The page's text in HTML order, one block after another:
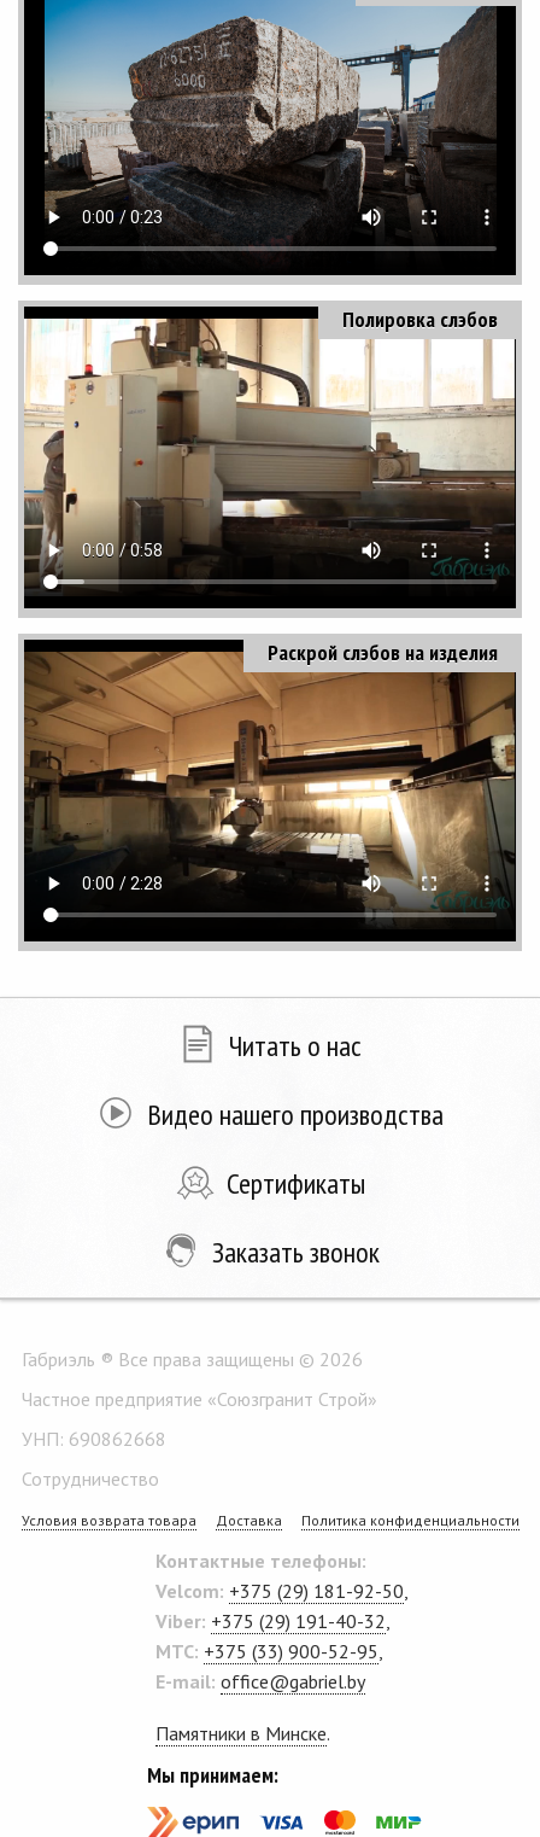
Полировка слэбов
Раскрой слэбов на изделия
Читать о нас
Видео нашего производства
Сертификаты
Заказать звонок
Габриэль ® Все права защищены © 2026
Частное предприятие «Союзгранит Строй»
УНП: 690862668
Сотрудничество
Условия возврата товара Доставка Политика конфиденциальности
Контактные телефоны:
Velcom: +375 (29) 181-92-50
Viber: +375 (29) 191-40-32
MTC: +375 (33) 900-52-95
E-mail: office@gabriel.by
Памятники в Минске.
Мы принимаем: